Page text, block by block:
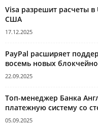
Visa разрешит расчеты в
США
17.12.2025
PayPal расширяет
восемь новых
22.09.2025
Топ-менеджер Банка
платежную систему со
05.09.2025